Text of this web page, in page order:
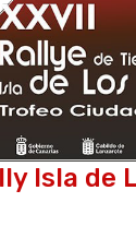
Isla de